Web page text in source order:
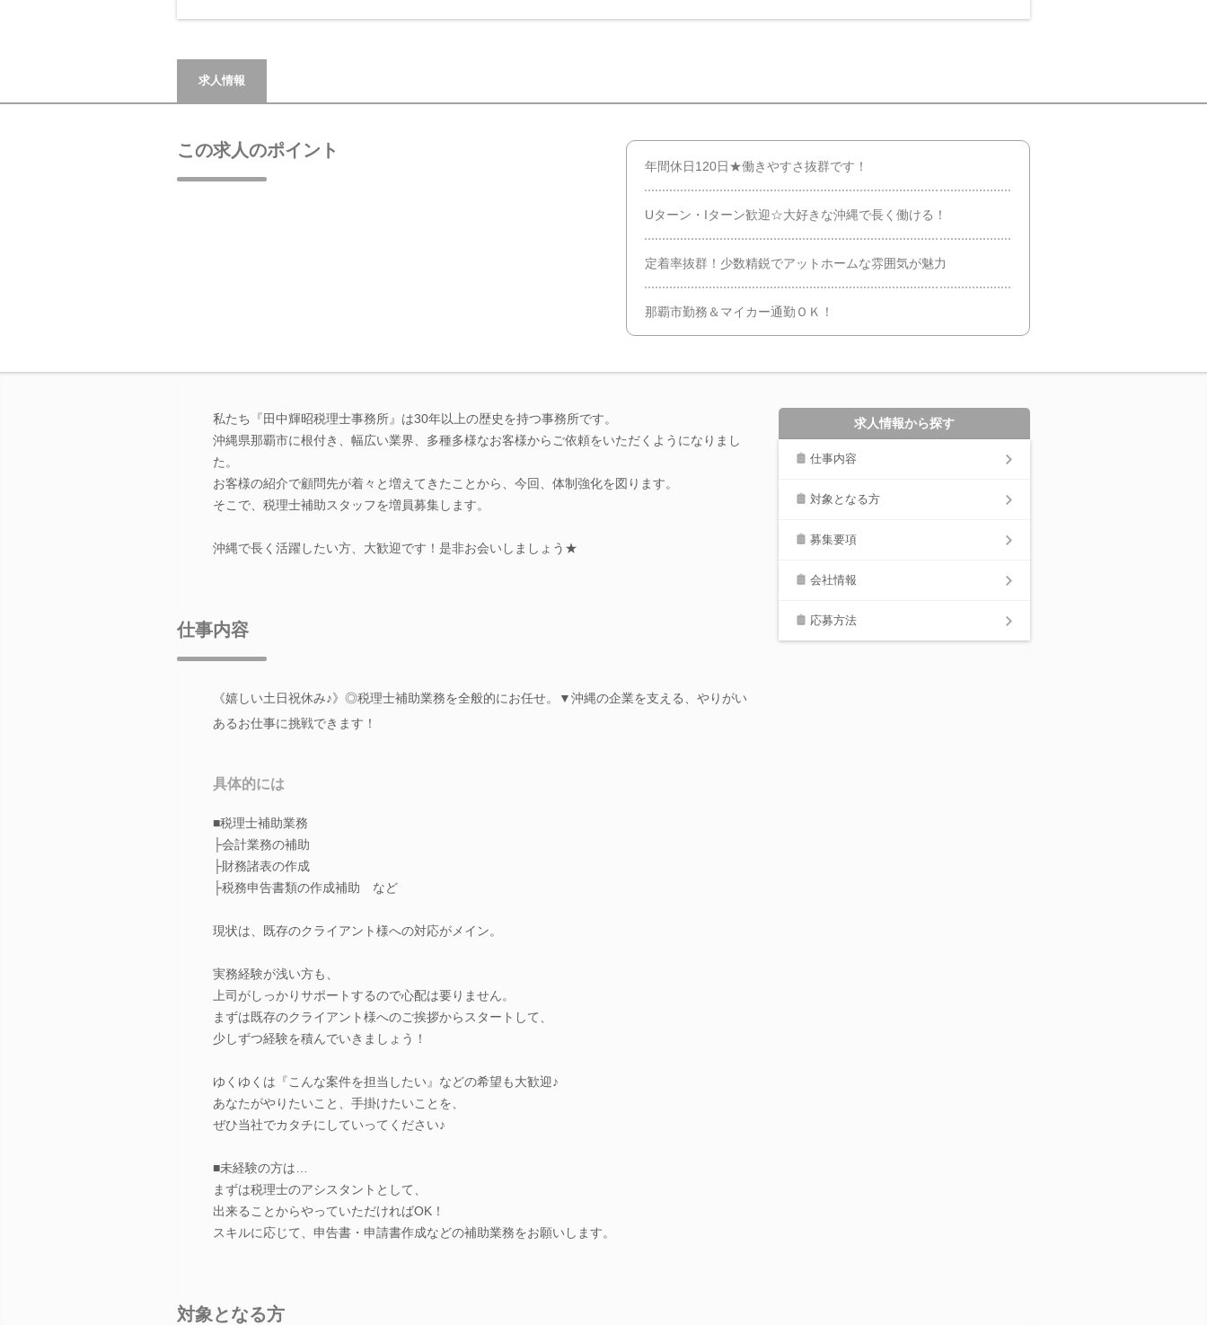
求人情報
この求人のポイント
年間休日120日★働きやすさ抜群です！
Uターン・Iターン歓迎☆大好きな沖縄で長く働ける！
定着率抜群！少数精鋭でアットホームな雰囲気が魅力
那覇市勤務＆マイカー通勤ＯＫ！
私たち『田中輝昭税理士事務所』は30年以上の歴史を持つ事務所です。
沖縄県那覇市に根付き、幅広い業界、多種多様なお客様からご依頼をいただくようになりまし
た。
お客様の紹介で顧問先が着々と増えてきたことから、今回、体制強化を図ります。
そこで、税理士補助スタッフを増員募集します。
沖縄で長く活躍したい方、大歓迎です！是非お会いしましょう★
仕事内容
《嬉しい土日祝休み♪》◎税理士補助業務を全般的にお任せ。▼沖縄の企業を支える、やりがい
あるお仕事に挑戦できます！
具体的には
■税理士補助業務
├会計業務の補助
├財務諸表の作成
├税務申告書類の作成補助 など
現状は、既存のクライアント様への対応がメイン。
実務経験が浅い方も、
上司がしっかりサポートするので心配は要りません。
まずは既存のクライアント様へのご挨拶からスタートして、
少しずつ経験を積んでいきましょう！
ゆくゆくは『こんな案件を担当したい』などの希望も大歓迎♪
あなたがやりたいこと、手掛けたいことを、
ぜひ当社でカタチにしていってください♪
■未経験の方は…
まずは税理士のアシスタントとして、
出来ることからやっていただければOK！
スキルに応じて、申告書・申請書作成などの補助業務をお願いします。
対象となる方
求人情報から探す
仕事内容
対象となる方
募集要項
会社情報
応募方法